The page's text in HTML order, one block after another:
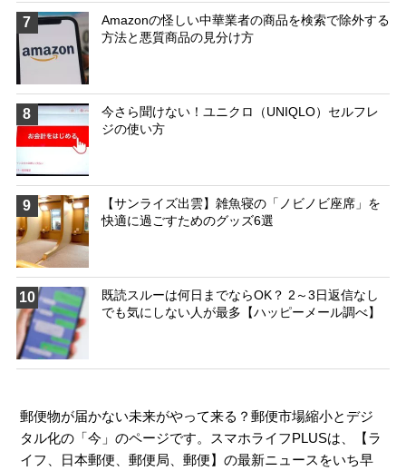
7
Amazonの怪しい中華業者の商品を検索で除外する
方法と悪質商品の見分け方
8
今さら聞けない！ユニクロ（UNIQLO）セルフレ
ジの使い方
9
【サンライズ出雲】雑魚寝の「ノビノビ座席」を
快適に過ごすためのグッズ6選
10
既読スルーは何日までならOK？ 2～3日返信なし
でも気にしない人が最多【ハッピーメール調べ】
郵便物が届かない未来がやって来る？郵便市場縮小とデジ
タル化の「今」のページです。スマホライフPLUSは、【ラ
イフ
日本郵便 、郵便局 、郵便】の最新ニュースをいち早